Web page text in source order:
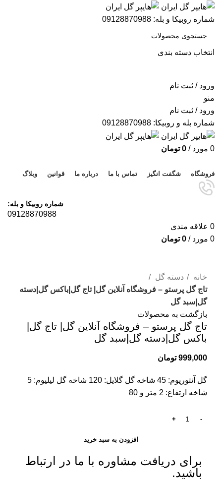
شماره روبیکا و بله: 09128870988
انتخاب دسته بندی
ورود / ثبت نام
منو
ورود / ثبت نام
شماره بله و روبیکا: 09128870988
0 مورد /
0 تومان
فروشگاه شگفت انگیز تماس با ما درباره ما قوانین وبلاگ
شماره روبیکا و بله:
09128870988
0 علاقه مندی
0 مورد /
0 تومان
خانه
دسته گل
تاج گل پرستو – فروشگاه آنلاین گل| تاج گل|باکس گل|دسته
گل|سبد گل
بازگشت به محصولات
تاج گل پرستو – فروشگاه آنلاین گل| تاج گل|
باکس گل|دسته گل|سبد گل
999,000 تومان
گل آنتوریوم: 45 شاخه گل گلایل: 120 شاخه گل لیلیوم: 5
شاخه ارتفاع: 2 متر و 80
افزودن به سبد خرید
برای دریافت مشاوره با ما در ارتباط
باشید.